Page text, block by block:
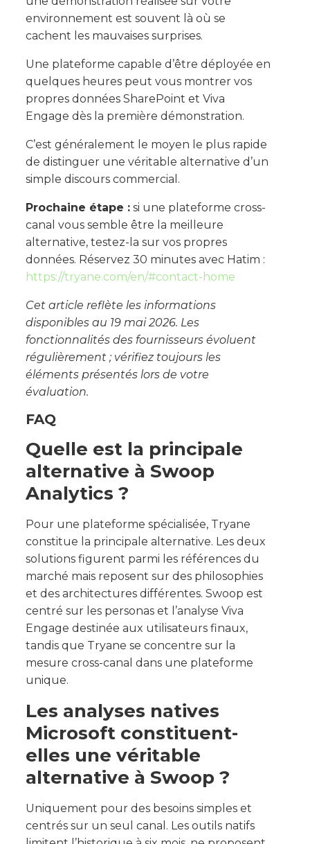
environnement est souvent là où se
cachent les mauvaises surprises.
Une plateforme capable d’être déployée en
quelques heures peut vous montrer vos
propres données SharePoint et Viva
Engage dès la première démonstration.
C’est généralement le moyen le plus rapide
de distinguer une véritable alternative d’un
simple discours commercial.
Prochaine étape : si une plateforme cross-
canal vous semble être la meilleure
alternative, testez-la sur vos propres
données. Réservez 30 minutes avec Hatim :
https://tryane.com/en/#contact-home
Cet article reflète les informations
disponibles au 19 mai 2026. Les
fonctionnalités des fournisseurs évoluent
régulièrement ; vérifiez toujours les
éléments présentés lors de votre
évaluation.
FAQ
Quelle est la principale
alternative à Swoop
Analytics ?
Pour une plateforme spécialisée, Tryane
constitue la principale alternative. Les deux
solutions figurent parmi les références du
marché mais reposent sur des philosophies
et des architectures différentes. Swoop est
centré sur les personas et l’analyse Viva
Engage destinée aux utilisateurs finaux,
tandis que Tryane se concentre sur la
mesure cross-canal dans une plateforme
unique.
Les analyses natives
Microsoft constituent-
elles une véritable
alternative à Swoop ?
Uniquement pour des besoins simples et
centrés sur un seul canal. Les outils natifs